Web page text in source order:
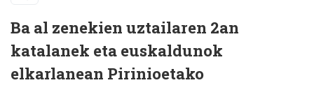
Ba al zenekien uztailaren 2an
katalanek eta euskaldunok
elkarlanean Pirinioetako